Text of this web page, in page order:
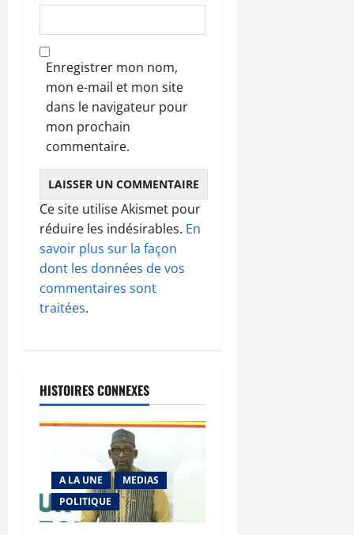
Enregistrer mon nom,
mon e-mail et mon site
dans le navigateur pour
mon prochain
commentaire.
Ce site utilise Akismet pour
réduire les indésirables. En
savoir plus sur la façon
dont les données de vos
commentaires sont
traitées.
HISTOIRES CONNEXES
A LA UNE
MEDIAS
POLITIQUE